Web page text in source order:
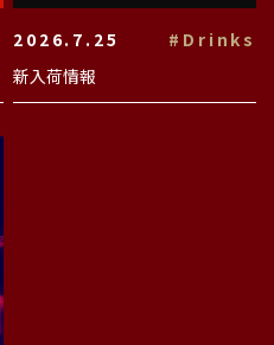
2026.7.25
#Drinks
新入荷情報